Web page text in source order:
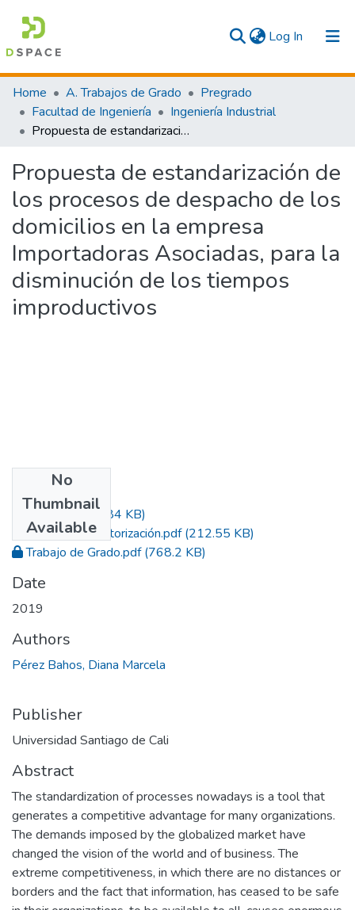
Log In (current)
Communities & Collections
Home A. Trabajos de Grado
Pregrado
Facultad de Ingeniería
Ingeniería Industrial
Propuesta de estandarización de los procesos de despacho de los domicilios en la empresa Importadoras Asociadas, para la disminución de los tiempos improductivos
Propuesta de estandarización de
los procesos de despacho de los
domicilios en la empresa
Importadoras Asociadas, para la
disminución de los tiempos
improductivos
No
Thumbnail
Available
Acta.pdf(385.84 KB)
Formato de Autorización.pdf(212.55 KB)
Trabajo de Grado.pdf(768.2 KB)
Date
2019
Authors
Pérez Bahos, Diana Marcela
Publisher
Universidad Santiago de Cali
Abstract
The standardization of processes nowadays is a tool that
generates a competitive advantage for many organizations.
The demands imposed by the globalized market have
changed the vision of the world and of business. The
extreme competitiveness, in which there are no distances or
borders and the fact that information, has ceased to be safe